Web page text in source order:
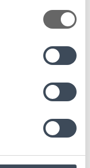
fått laga kraft.